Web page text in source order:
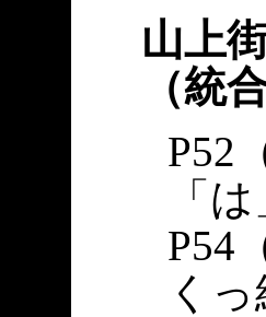
山上
（統
P52
「
P54
く